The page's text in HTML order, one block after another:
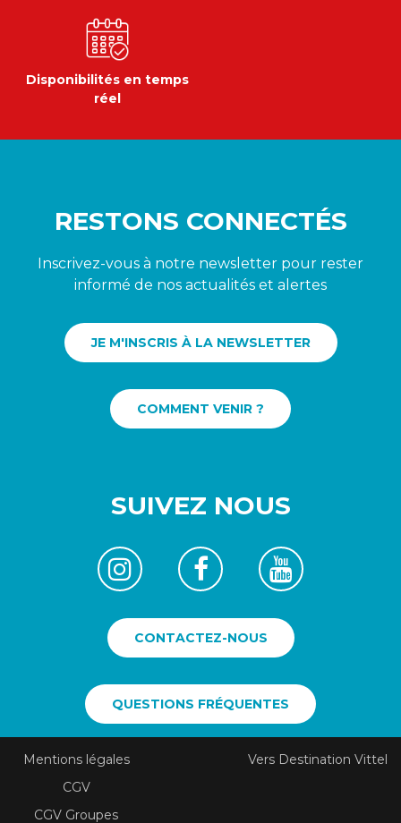
Disponibilités en temps
réel
RESTONS CONNECTÉS
Inscrivez-vous à notre newsletter pour rester
informé de nos actualités et alertes
JE M'INSCRIS À LA NEWSLETTER
COMMENT VENIR ?
SUIVEZ NOUS
CONTACTEZ-NOUS
QUESTIONS FRÉQUENTES
Mentions légales
CGV
CGV Groupes
Vers Destination Vittel